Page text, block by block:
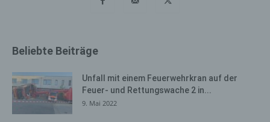
Beliebte Beiträge
Unfall mit einem Feuerwehrkran auf der
Feuer- und Rettungswache 2 in...
9. Mai 2022
eingeben, weil dies von der Internetseite und dem auf
merkt sich die Artikel, die ein Kunde in den virtuellen
Die betroffene Person kann die Setzung von Cookies
durch unsere Internetseite jederzeit mittels einer
entsprechenden Einstellung des genutzten